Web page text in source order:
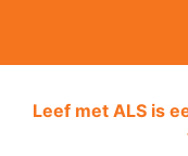
Leef met ALS is